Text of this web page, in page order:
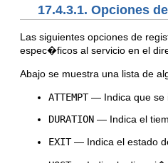
17.4.3.1. Opciones
Las siguientes opciones de
espec�ficos al servicio en el
Abajo se muestra una lista de
ATTEMPT— Indica que se
DURATION — Indica el
EXIT— Indica el estado